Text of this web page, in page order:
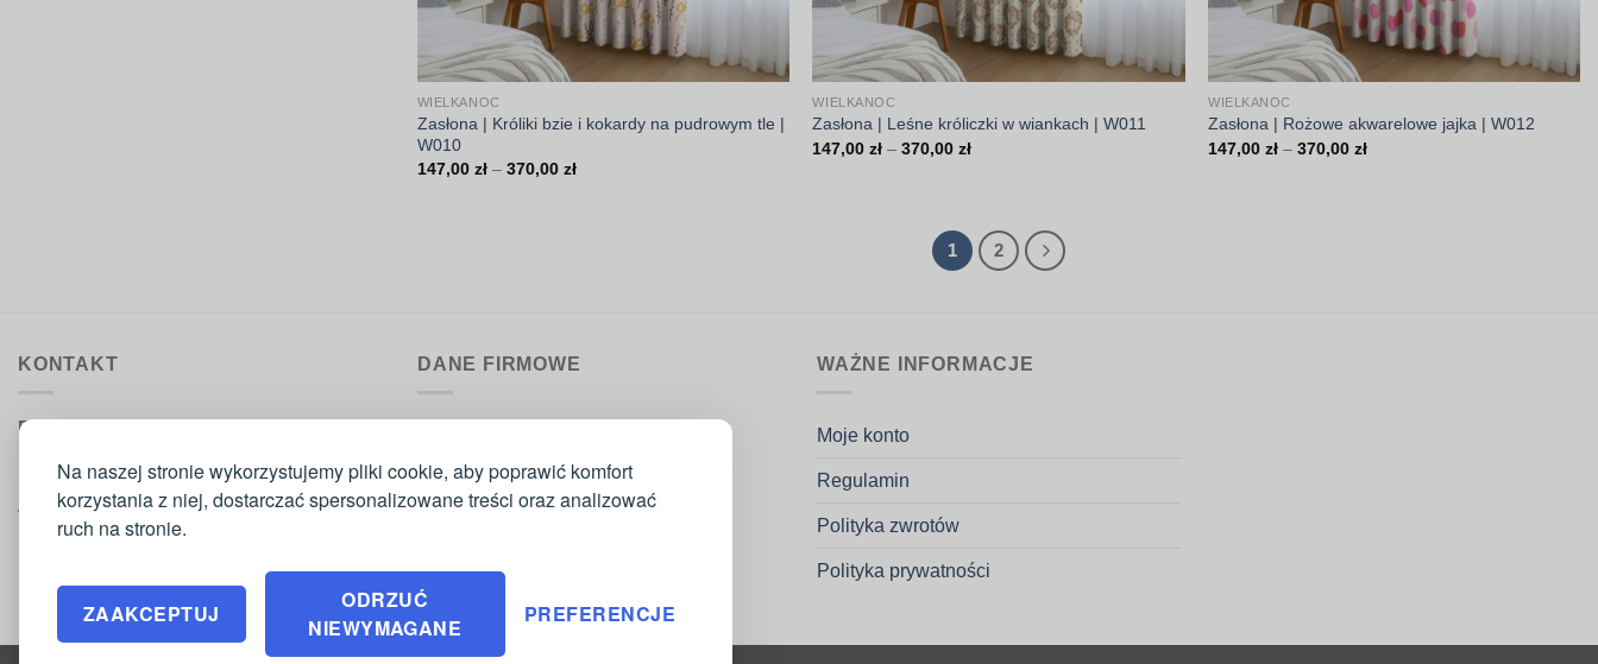
Na naszej stronie wykorzystujemy pliki cookie, aby poprawić komfort
korzystania z niej, dostarczać spersonalizowane treści oraz analizować
ruch na stronie.
ZAAKCEPTUJ
ODRZUĆ
NIEWYMAGANE
PREFERENCJE
WIELKANOC
Zasłona | Króliki bzie i kokardy na pudrowym tle |
W010
147,00 zł – 370,00 złZakres
WIELKANOC
Zasłona | Leśne króliczki w wiankach | W011
147,00zł – 370,00złZakres
370,00 zł
WIELKANOC
Zasłona | Rożowe akwarelowe jajka | W012
147,00zł – 370,00złZakres
1 2
KONTAKT
Biuro obsługi:
Telefon : 573 420 160
DANE FIRMOWE
ul. Sikorskiego 53H
REGON: 241 161 498
WAŻNE INFORMACJE
Moje konto
Regulamin
Polityka zwrotów
Polityka prywatności